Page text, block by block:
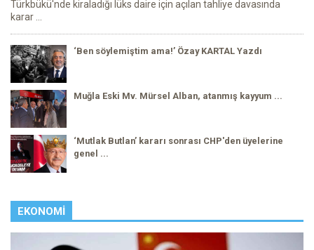
Türkbükü'nde kiraladığı lüks daire için açılan tahliye davasında
karar ...
‘Ben söylemiştim ama!’ Özay KARTAL Yazdı
Muğla Eski Mv. Mürsel Alban, atanmış kayyum ...
‘Mutlak Butlan’ kararı sonrası CHP'den üyelerine
genel ...
EKONOMI